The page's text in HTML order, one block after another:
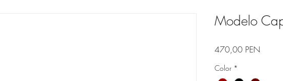
Modelo
470,00 PENPrecio
Color *